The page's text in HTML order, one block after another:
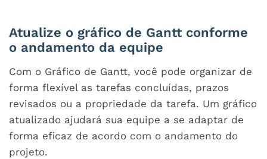
Atualize o gráfico de Gantt conforme
o andamento da equipe
Com o Gráfico de Gantt, você pode organizar de
forma flexível as tarefas concluídas, prazos
revisados ou a propriedade da tarefa. Um gráfico
atualizado ajudará sua equipe a se adaptar de
forma eficaz de acordo com o andamento do
projeto.